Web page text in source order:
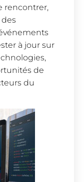
rencontrer,
à jour sur
de
du